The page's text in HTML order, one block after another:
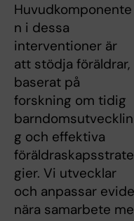
Huvudkomponente
n i dessa
interventioner är
att stödja föräldrar,
baserat på
forskning om tidig
barndomsutvecklin
g och effektiva
föräldraskapsstrate
gier. Vi utvecklar
och anpassar
nära samarbete